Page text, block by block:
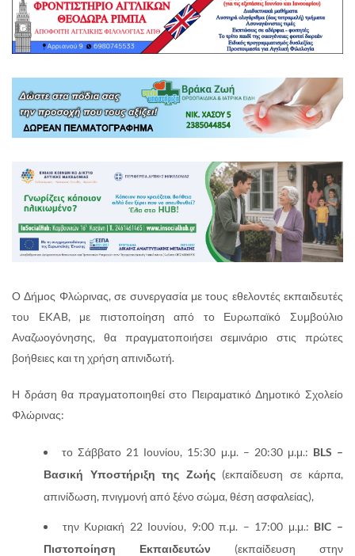
Ο Δήμος Φλώρινας, σε συνεργασία με τους εθελοντές εκπαιδευτές
του EKAB, με πιστοποίηση από το Ευρωπαϊκό Συμβούλιο
Αναζωογόνησης, θα πραγματοποιήσει σεμινάριο στις πρώτες
βοήθειες και τη χρήση απινιδωτή.
Η δράση θα πραγματοποιηθεί στο Πειραματικό Δημοτικό Σχολείο
Φλώρινας:
το Σάββατο 21 Ιουνίου, 15:30 μ.μ. – 20:30 μ.μ.: BLS –
Βασική Υποστήριξη της Ζωής(εκπαίδευση σε κάρπα,
απινίδωση, πνιγμονή από ξένο σώμα, θέση ασφαλείας),
την Κυριακή 22 Ιουνίου, 9:00 π.μ. – 17:00 μ.μ.: BIC –
Πιστοποίηση Εκπαιδευτών (εκπαίδευση στην